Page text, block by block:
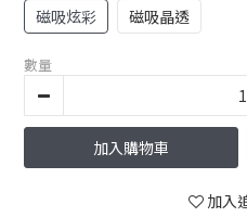
磁吸炫彩 磁吸晶透
數量
加入購物車
加入